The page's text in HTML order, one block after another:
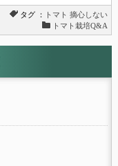
タグ ： トマト 摘心しない
トマト栽培Q&A